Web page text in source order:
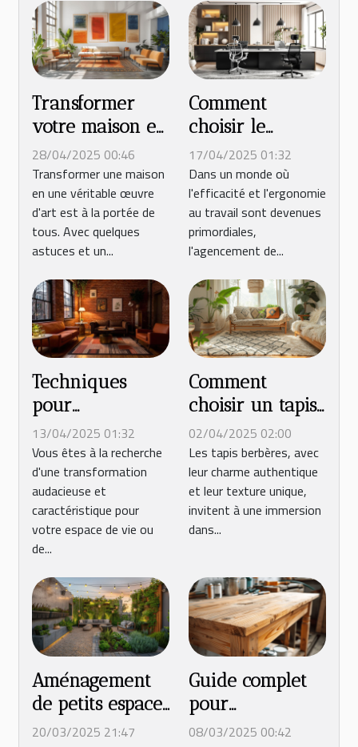
Transformer
votre maison en
œuvre d'art en
cinq étapes
simples
28/04/2025 00:46
Transformer une maison
en une véritable œuvre
d'art est à la portée de
tous. Avec quelques
astuces et un...
Comment
choisir le
mobilier pour
optimiser
l’espace de
travail
17/04/2025 01:32
Dans un monde où
l'efficacité et l'ergonomie
au travail sont devenues
primordiales,
l'agencement de...
Techniques
pour
transformer
votre espace
avec un style
industriel
13/04/2025 01:32
Vous êtes à la recherche
d'une transformation
audacieuse et
caractéristique pour
votre espace de vie ou
de...
Comment
choisir un tapis
berbère pour
votre intérieur
02/04/2025 02:00
Les tapis berbères, avec
leur charme authentique
et leur texture unique,
invitent à une immersion
dans...
Aménagement
de petits espaces
extérieurs
20/03/2025 21:47
Guide complet
pour
transformer un
08/03/2025 00:42